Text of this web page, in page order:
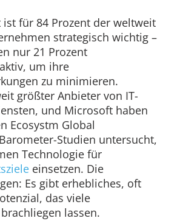
für 84 Prozent der weltweit
strategisch wichtig –
nur 21 Prozent
um ihre
zu minimieren.
größter Anbieter von IT-
und Microsoft haben
Ecosystm Global
Studien untersucht,
Technologie für
einsetzen. Die
Es gibt erhebliches, oft
das viele
lassen.